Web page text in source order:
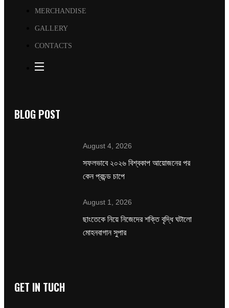
MERCHANDISE
GALLERY
CONTACTS
BLOG POST
August 4, 2026
সফলভাবে ২০২৬ বিশ্বকাপ আয়োজনের পর
কেন প্রচন্ড চাপে
August 1, 2026
ছাংতেকে নিয়ে নিজেদের শক্তি বৃদ্ধি ঘটালো
মোহনবাগান সুপার
GET IN TUCH